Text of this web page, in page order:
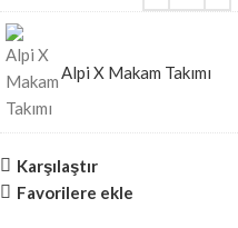
Alpi X Makam Takımı
Karşılaştır
Favorilere ekle